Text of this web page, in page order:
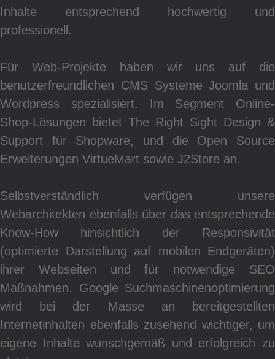
Inhalte entsprechend hochwertig und
professionell.
Für Web-Projekte haben wir uns auf die
benutzerfreundlichen CMS Systeme Joomla und
Wordpress spezialisiert. Im Segment Online-
Shop-Lösungen bietet The Right Sight Design &
Support für Shopware, und die Open Source
Erweiterungen VirtueMart sowie J2Store an.
Selbstverständlich verfügen unsere
Webarchitekten ebenfalls über das entsprechende
Know-How hinsichtlich der Responsivität
(optimierte Darstellung auf mobilen Endgeräten)
ihrer Webseiten und für notwendige SEO
Maßnahmen. Google Suchmaschinenoptimierung
wird bei der Masse an bereitgestellten
Internetinhalten ebenfalls zusehend wichtiger, um
eigene Inhalte wunschgemäß und erfolgreich zu